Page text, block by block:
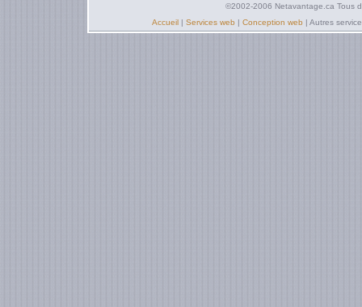
©2002-2006 Netavantage.ca Tous
Accueil| Services web | Conception web | Autres